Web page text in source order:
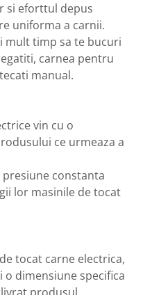
si eforttul depus
uniforma a carnii.
mult timp sa te bucuri
carnea pentru
manual.
vin cu o
ce urmeaza a
constanta
lor masinile de tocat
tocat carne electrica,
dimensiune specifica